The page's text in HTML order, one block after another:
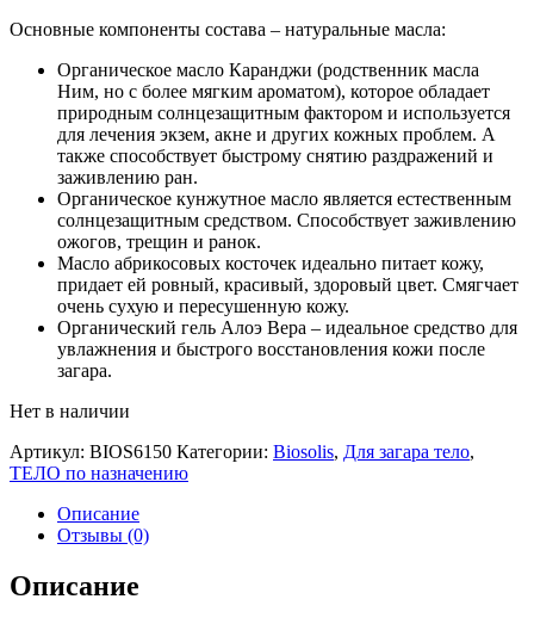
Основные компоненты состава – натуральные масла:
Органическое масло Каранджи (родственник масла
Ним, но с более мягким ароматом), которое обладает
природным солнцезащитным фактором и используется
для лечения экзем, акне и других кожных проблем. А
также способствует быстрому снятию раздражений и
заживлению ран.
Органическое кунжутное масло является естественным
солнцезащитным средством. Способствует заживлению
ожогов, трещин и ранок.
Масло абрикосовых косточек идеально питает кожу,
придает ей ровный, красивый, здоровый цвет. Смягчает
очень сухую и пересушенную кожу.
Органический гель Алоэ Вера – идеальное средство для
увлажнения и быстрого восстановления кожи после
загара.
Нет в наличии
Артикул: BIOS6150 Категории: Biosolis, Для загара тело,
ТЕЛО по назначению
Описание
Отзывы (0)
Описание